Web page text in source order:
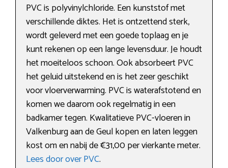
PVC is polyvinylchloride. Een kunststof met
verschillende diktes. Het is ontzettend sterk,
wordt geleverd met een goede toplaag en je
kunt rekenen op een lange levensduur. Je houdt
het moeiteloos schoon. Ook absorbeert PVC
het geluid uitstekend en is het zeer geschikt
voor vloerverwarming. PVC is waterafstotend en
komen we daarom ook regelmatig in een
badkamer tegen. Kwalitatieve PVC-vloeren in
Valkenburg aan de Geul kopen en laten leggen
kost om en nabij de €31,00 per vierkante meter.
Lees door over PVC.